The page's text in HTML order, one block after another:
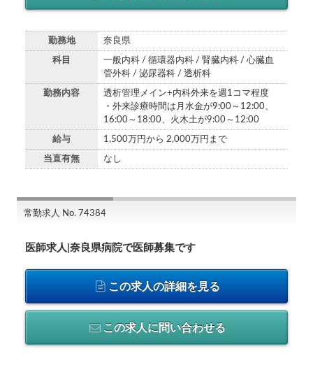
勤務地 奈良県
科目
一般内科 / 循環器内科 / 腎臓内科 / 心臓血
管外科 / 泌尿器科 / 透析科
勤務内容
透析管理メイン+内科外来を週1コマ程度
・外来診療時間は月水金が9:00～12:00、
16:00～18:00、火木土が9:00～12:00
給与 1,500万円から 2,000万円まで
当直有無 なし
常勤求人 No. 74384
医師求人|奈良県病院で医師募集です
この求人の詳細を見る
この求人に問い合わせる